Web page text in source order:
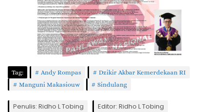
Tag: Andy Rompas
Dzikir Akbar Kemerdekaan RI
Manguni Makasiouw
Sindulang
Penulis: Ridho L Tobing Editor: Ridho L Tobing